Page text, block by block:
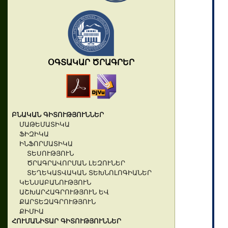
ՕԳՏԱԿԱՐ ԾՐԱԳՐԵՐ
ԲՆԱԿԱՆ ԳԻՏՈՒԹՅՈՒՆՆԵՐ
ՄԱԹԵՄԱՏԻԿԱ
ՖԻԶԻԿԱ
ԻՆՖՈՐՄԱՏԻԿԱ
ՏԵՍՈՒԹՅՈՒՆ
ԾՐԱԳՐԱՎՈՐՄԱՆ ԼԵԶՈՒՆԵՐ
ՏԵՂԵԿԱՏՎԱԿԱՆ ՏԵԽՆՈԼՈԳԻԱՆԵՐ
ԿԵՆՍԱԲԱՆՈՒԹՅՈՒՆ
ԱՇԽԱՐՀԱԳՐՈՒԹՅՈՒՆ ԵՎ
ՔԱՐՏԵԶԱԳՐՈՒԹՅՈՒՆ
ՔԻՄԻԱ
ՀՈՒՄԱՆԻՏԱՐ ԳԻՏՈՒԹՅՈՒՆՆԵՐ